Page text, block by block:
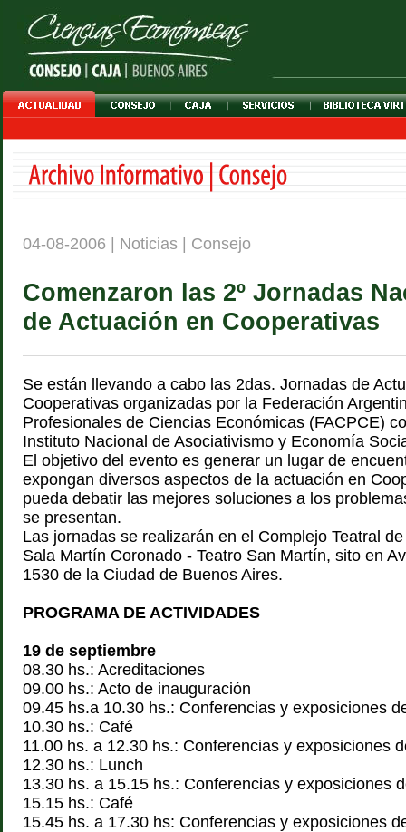
04-08-2006 | Noticias | Consejo
Comenzaron las 2º Jornadas
de Actuación en Cooperativas
Se están llevando a cabo las 2das. Jornadas de
Cooperativas organizadas por la Federación
Profesionales de Ciencias Económicas (FACPCE)
Instituto Nacional de Asociativismo y Economía
El objetivo del evento es generar un lugar de
expongan diversos aspectos de la actuación en
pueda debatir las mejores soluciones a los
se presentan.
Las jornadas se realizarán en el Complejo Teatral
Sala Martín Coronado - Teatro San Martín, sito en
1530 de la Ciudad de Buenos Aires.
PROGRAMA DE ACTIVIDADES
19 de septiembre
08.30 hs.: Acreditaciones
09.00 hs.: Acto de inauguración
09.45 hs.a 10.30 hs.: Conferencias y exposiciones
10.30 hs.: Café
11.00 hs. a 12.30 hs.: Conferencias y exposiciones
12.30 hs.: Lunch
13.30 hs. a 15.15 hs.: Conferencias y exposiciones
15.15 hs.: Café
15.45 hs. a 17.30 hs: Conferencias y exposiciones